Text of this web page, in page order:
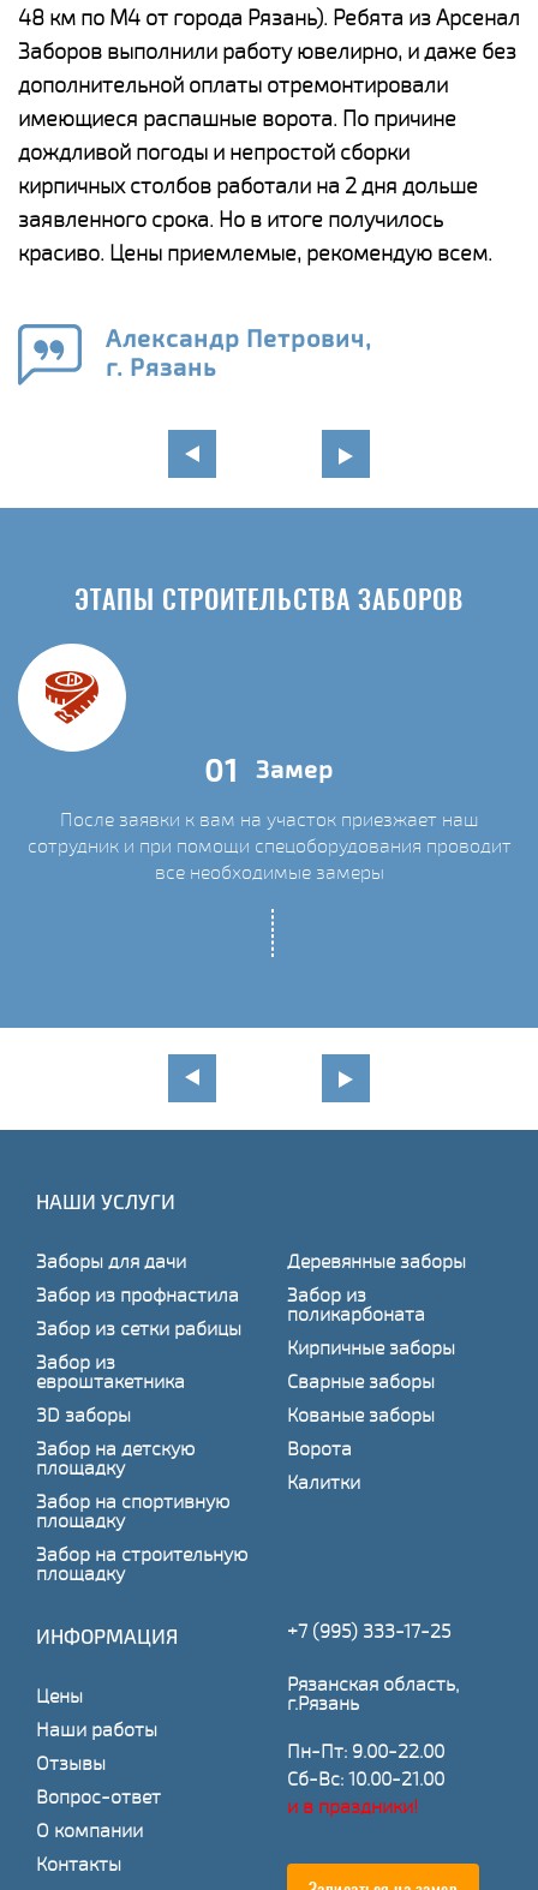
48 км по М4 от города Рязань). Ребята из Арсенал
Заборов выполнили работу ювелирно, и даже без
дополнительной оплаты отремонтировали
имеющиеся распашные ворота. По причине
дождливой погоды и непростой сборки
кирпичных столбов работали на 2 дня дольше
заявленного срока. Но в итоге получилось
красиво. Цены приемлемые, рекомендую всем.
Александр Петрович,
г. Рязань
ЭТАПЫ СТРОИТЕЛЬСТВА ЗАБОРОВ
01 Замер
После заявки к вам на участок приезжает наш
сотрудник и при помощи спецоборудования проводит
все необходимые замеры
НАШИ УСЛУГИ
Заборы для дачи
Забор из профнастила
Забор из сетки рабицы
Забор из
евроштакетника
3D заборы
Забор на детскую
площадку
Забор на спортивную
площадку
Забор на строительную
площадку
Деревянные заборы
Забор из
поликарбоната
Кирпичные заборы
Сварные заборы
Кованые заборы
Ворота
Калитки
ИНФОРМАЦИЯ
Цены
Наши работы
Отзывы
Вопрос-ответ
О компании
Контакты
+7 (995) 333-17-25
Рязанская область,
г.Рязань
Пн-Пт: 9.00-22.00
Сб-Вс: 10.00-21.00
и в праздники!